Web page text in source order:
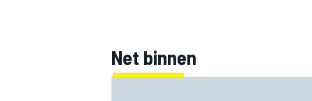
Net binnen